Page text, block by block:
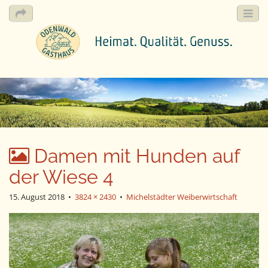
a
i
n
m
e
n
u
k
i
p
t
o
c
o
n
t
e
n
t
Damen mit Hunden auf
der Wiese 4
15. August 2018 • 3824 × 2430 • Michelstädter Weiberwirtschaft